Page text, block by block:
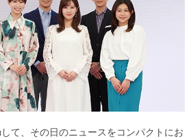
て、その日のニュースをコンパクトにお